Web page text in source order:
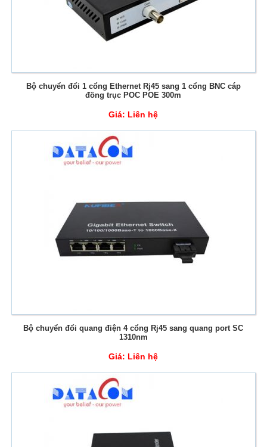
Bộ chuyển đổi 1 cổng Ethernet Rj45 sang 1 cổng BNC cáp
đồng trục POC POE 300m
Giá: Liên hệ
Bộ chuyển đổi quang điện 4 cổng Rj45 sang quang port SC
1310nm
Giá: Liên hệ